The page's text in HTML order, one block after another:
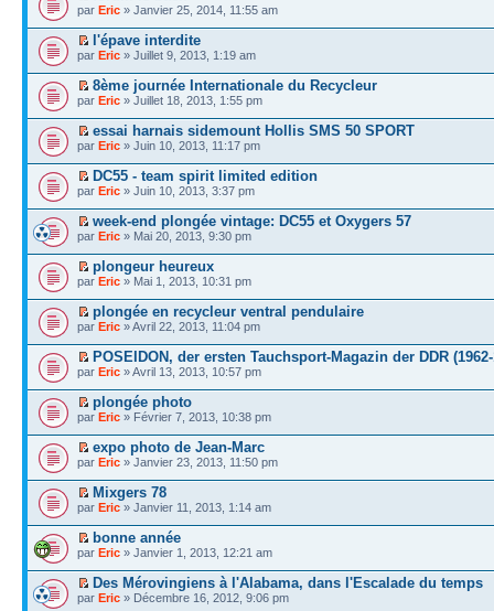
par Eric » Janvier 25, 2014, 11:55 am
l'épave interdite
par Eric » Juillet 9, 2013, 1:19 am
8ème journée Internationale du Recycleur
par Eric » Juillet 18, 2013, 1:55 pm
essai harnais sidemount Hollis SMS 50 SPORT
par Eric » Juin 10, 2013, 11:17 pm
DC55 - team spirit limited edition
par Eric » Juin 10, 2013, 3:37 pm
week-end plongée vintage: DC55 et Oxygers 57
par Eric » Mai 20, 2013, 9:30 pm
plongeur heureux
par Eric » Mai 1, 2013, 10:31 pm
plongée en recycleur ventral pendulaire
par Eric » Avril 22, 2013, 11:04 pm
POSEIDON, der ersten Tauchsport-Magazin der DDR (1962-
par Eric » Avril 13, 2013, 10:57 pm
plongée photo
par Eric » Février 7, 2013, 10:38 pm
expo photo de Jean-Marc
par Eric » Janvier 23, 2013, 11:50 pm
Mixgers 78
par Eric » Janvier 11, 2013, 1:14 am
bonne année
par Eric » Janvier 1, 2013, 12:21 am
Des Mérovingiens à l'Alabama, dans l'Escalade du temps
par Eric » Décembre 16, 2012, 9:06 pm